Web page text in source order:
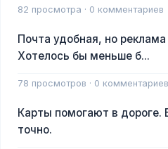
82 просмотра · 0 комментариев
Почта удобная, но
Хотелось бы меньше б...
78 просмотров · 0 комментариев
Карты помогают в дороге.
точно.